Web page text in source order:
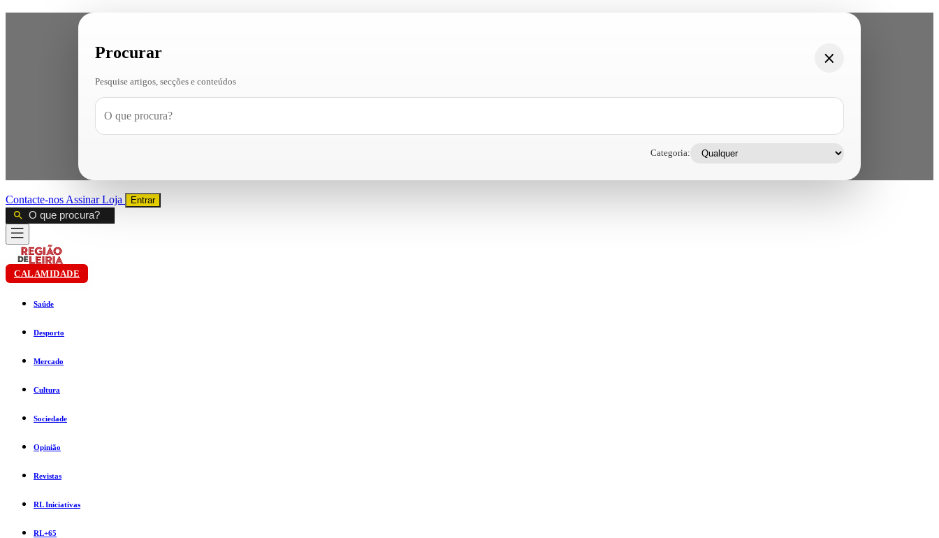
Procurar
Pesquise artigos, secções e conteúdos
Categoria:
Contacte-nos AssinarLoja Entrar
CALAMIDADE
Saúde
Desporto
Mercado
Cultura
Sociedade
Opinião
Revistas
RL Iniciativas
RL+65